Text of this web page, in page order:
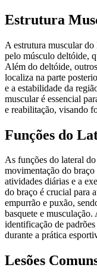
Estrutura
A estrutura muscular
pelo músculo deltóide,
Além do deltóide,
localiza na parte
e a estabilidade da
muscular é essencial
e reabilitação, visando
Funções do
As funções do lateral
movimentação do braço
atividades diárias e a
do braço é crucial para
empurrão e puxão,
basquete e musculação.
identificação de
durante a prática
Lesões